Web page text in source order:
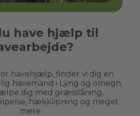
have hjælp til
havehjælp, finder vi dig en
havemand i Lyng og omegn,
dig med græsslåning,
hækklipning og meget
mere.